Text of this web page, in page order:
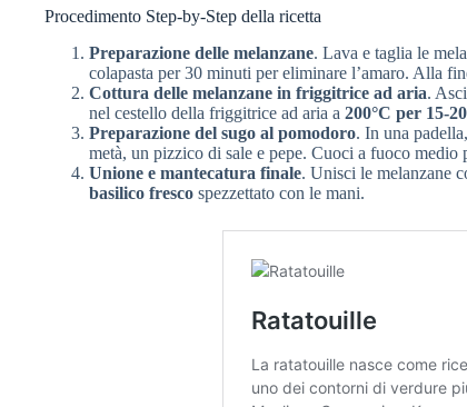
Procedimento Step-by-Step della ricetta
Preparazione delle melanzane. Lava e taglia le
colapasta per 30 minuti per eliminare l’amaro. Alla
Cottura delle melanzane in friggitrice ad aria.
nel cestello della friggitrice ad aria a 200°C per 15-
Preparazione del sugo al pomodoro. In una
metà, un pizzico di sale e pepe. Cuoci a fuoco
Unione e mantecatura finale. Unisci le melanzane
basilico fresco spezzettato con le mani.